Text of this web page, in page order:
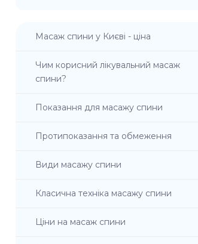
Масаж спини у Києві - ціна
Чим корисний лікувальний масаж
спини?
Показання для масажу спини
Протипоказання та обмеження
Види масажу спини
Класична техніка масажу спини
Ціни на масаж спини